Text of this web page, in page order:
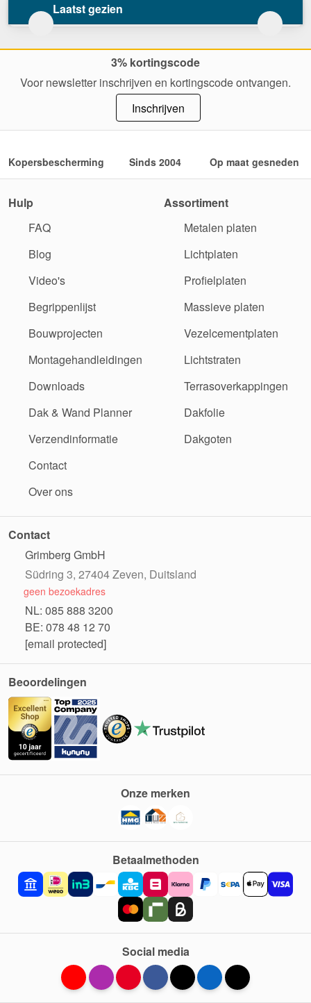
Laatst gezien
3% kortingscode
Voor newsletter inschrijven en kortingscode ontvangen.
Inschrijven
Kopersbescherming Sinds 2004 Op maat gesneden
Hulp
FAQ
Blog
Video's
Begrippenlijst
Bouwprojecten
Montagehandleidingen
Downloads
Dak & Wand Planner
Verzendinformatie
Contact
Over ons
Assortiment
Metalen platen
Lichtplaten
Profielplaten
Massieve platen
Vezelcementplaten
Lichtstraten
Terrasoverkappingen
Dakfolie
Dakgoten
Contact
Grimberg GmbH
Südring 3, 27404 Zeven, Duitsland
geen bezoekadres
NL: 085 888 3200
BE: 078 48 12 70
[email protected]
Beoordelingen
Betaalmethoden
Onze merken
Social media